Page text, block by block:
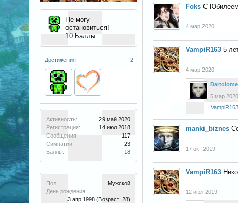
Не могу
остановиться!
10 Баллы
Достижения 2
Активность:
29 май 2020
Регистрация:
14 июл 2018
Сообщения:
117
Симпатии:
23
Баллы:
18
Пол:
Мужской
День рождения:
3 апр 1998 (Возраст: 28)
Foks С
4 мар 2020
VampiR16З 5
4 мар 2020
5 мар 2020
manki_biznes
17 окт 2019
VampiR16З
12 июл 2019